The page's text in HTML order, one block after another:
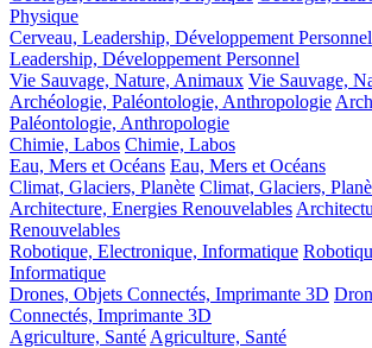
Physique
Cerveau, Leadership, Développement Personnel
Leadership, Développement Personnel
Vie Sauvage, Nature, Animaux Vie Sauvage,
Archéologie, Paléontologie, Anthropologie
Paléontologie, Anthropologie
Chimie, Labos Chimie, Labos
Eau, Mers et Océans Eau, Mers et Océans
Climat, Glaciers, Planète Climat, Glaciers,
Architecture, Energies Renouvelables
Renouvelables
Robotique, Electronique, Informatique
Informatique
Drones, Objets Connectés, Imprimante 3D
Connectés, Imprimante 3D
Agriculture, Santé Agriculture, Santé